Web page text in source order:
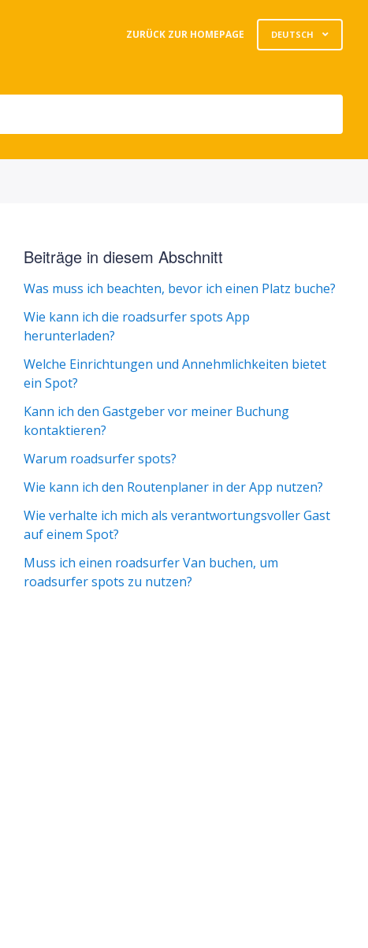
ZURÜCK ZUR HOMEPAGE DEUTSCH
Beiträge in diesem Abschnitt
Was muss ich beachten, bevor ich einen Platz buche?
Wie kann ich die roadsurfer spots App
herunterladen?
Welche Einrichtungen und Annehmlichkeiten bietet
ein Spot?
Kann ich den Gastgeber vor meiner Buchung
kontaktieren?
Warum roadsurfer spots?
Wie kann ich den Routenplaner in der App nutzen?
Wie verhalte ich mich als verantwortungsvoller Gast
auf einem Spot?
Muss ich einen roadsurfer Van buchen, um
roadsurfer spots zu nutzen?